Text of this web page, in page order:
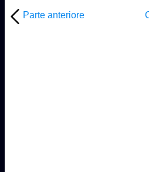
Parte anteriore